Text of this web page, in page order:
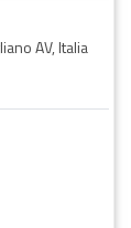
AV, Italia